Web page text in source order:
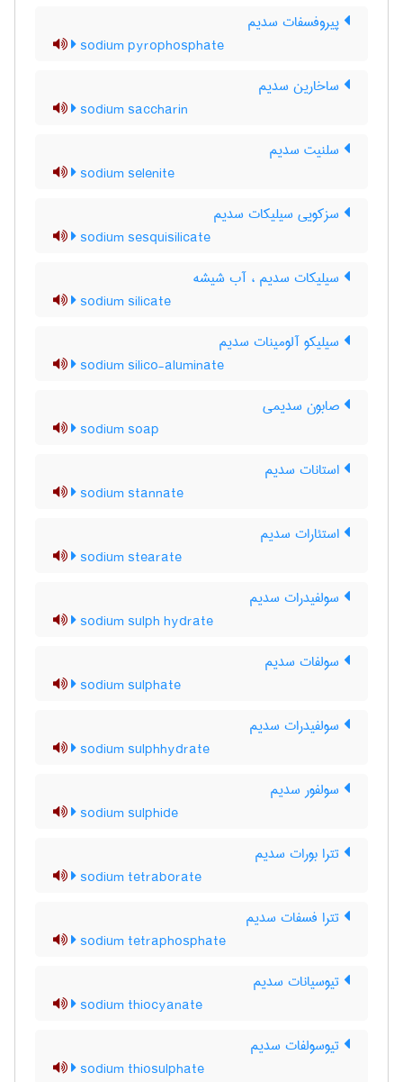
پیروفسفات سدیم
sodium pyrophosphate
ساخارین سدیم
sodium saccharin
سلنیت سدیم
sodium selenite
سزکویی سیلیکات سدیم
sodium sesquisilicate
سیلیکات سدیم ، آب شیشه
sodium silicate
سیلیکو آلومینات سدیم
sodium silico-aluminate
صابون سدیمی
sodium soap
استانات سدیم
sodium stannate
استئارات سدیم
sodium stearate
سولفیدرات سدیم
sodium sulph hydrate
سولفات سدیم
sodium sulphate
سولفیدرات سدیم
sodium sulphhydrate
سولفور سدیم
sodium sulphide
تترا بورات سدیم
sodium tetraborate
تترا فسفات سدیم
sodium tetraphosphate
تیوسیانات سدیم
sodium thiocyanate
تیوسولفات سدیم
sodium thiosulphate